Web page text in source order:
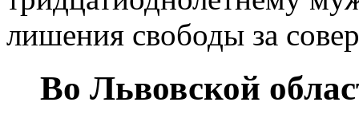
лишения свободы за
Во Львовской